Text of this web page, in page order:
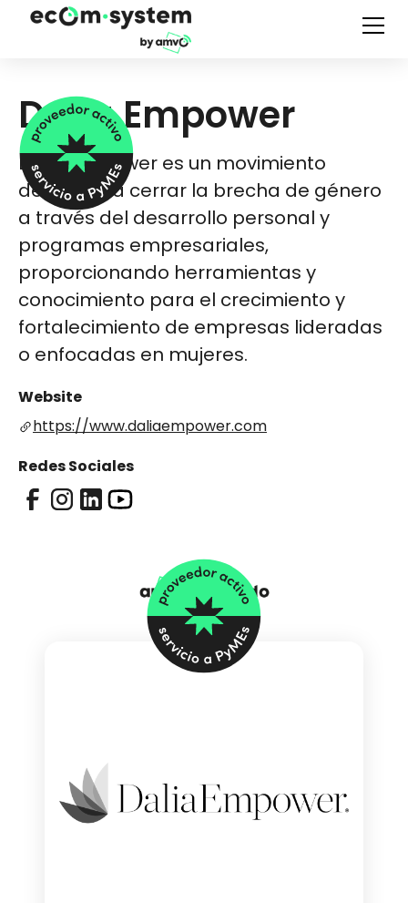
Dalia Empower
Dalia Empower es un movimiento
dedicado a cerrar la brecha de género
a través del desarrollo personal y
programas empresariales,
proporcionando herramientas y
conocimiento para el crecimiento y
fortalecimiento de empresas lideradas
o enfocadas en mujeres.
Website
https://www.daliaempower.com
Redes Sociales